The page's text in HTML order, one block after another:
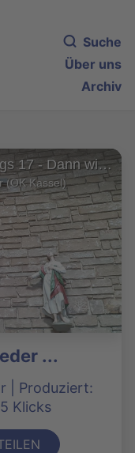
Suche
Über uns
Archiv
Samstags 17 - Dann wieder ...
(OK Kassel)
...
| Produziert:
Klicks